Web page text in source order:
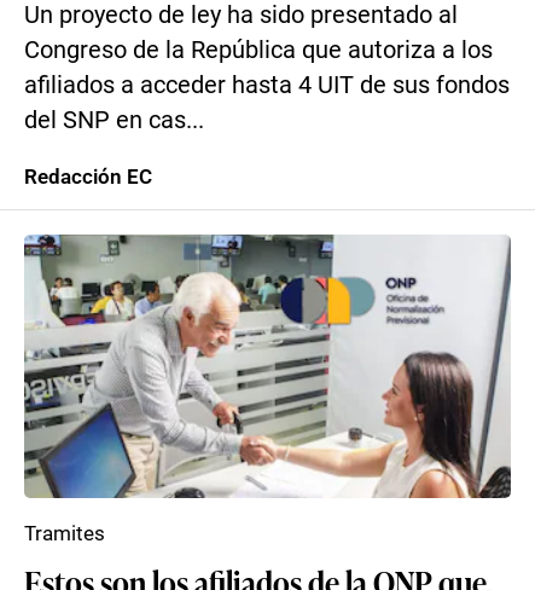
Un proyecto de ley ha sido presentado al
Congreso de la República que autoriza a los
afiliados a acceder hasta 4 UIT de sus fondos
del SNP en cas...
Redacción EC
Tramites